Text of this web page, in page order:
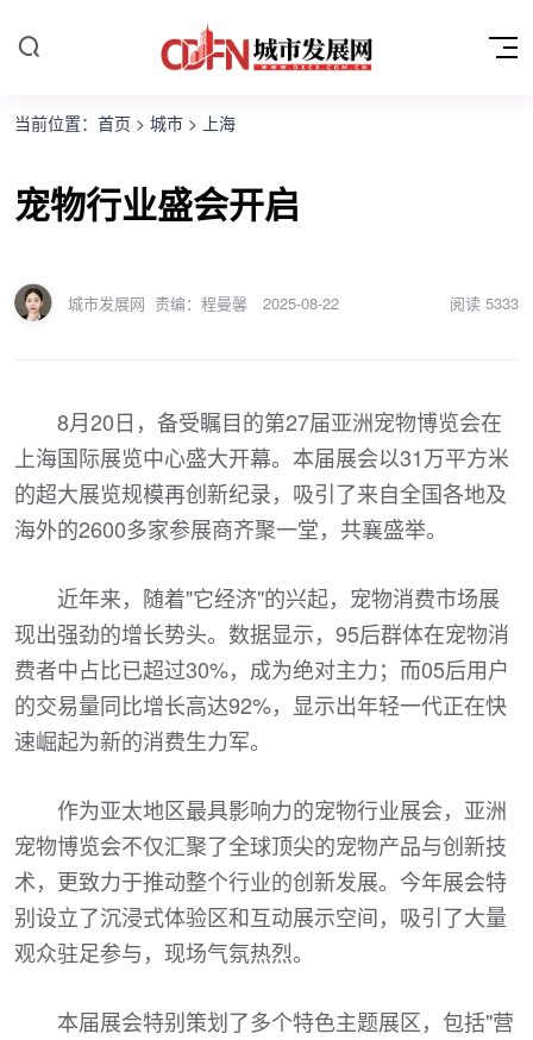
当前位置： 首页 > 城市 > 上海
宠物行业盛会开启
城市发展网 责编：程曼馨 2025-08-22 阅读 5333
8月20日，备受瞩目的第27届亚洲宠物博览会在
上海国际展览中心盛大开幕。本届展会以31万平方米
的超大展览规模再创新纪录，吸引了来自全国各地及
海外的2600多家参展商齐聚一堂，共襄盛举。
近年来，随着"它经济"的兴起，宠物消费市场展
现出强劲的增长势头。数据显示，95后群体在宠物消
费者中占比已超过30%，成为绝对主力；而05后用户
的交易量同比增长高达92%，显示出年轻一代正在快
速崛起为新的消费生力军。
作为亚太地区最具影响力的宠物行业展会，亚洲
宠物博览会不仅汇聚了全球顶尖的宠物产品与创新技
术，更致力于推动整个行业的创新发展。今年展会特
别设立了沉浸式体验区和互动展示空间，吸引了大量
观众驻足参与，现场气氛热烈。
本届展会特别策划了多个特色主题展区，包括"营